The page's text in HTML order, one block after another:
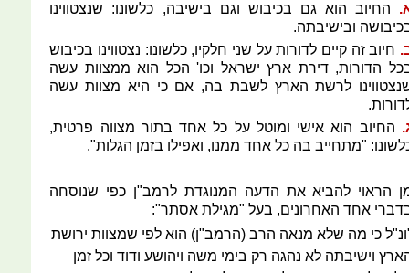
החיוב הוא גם בכיבוש וגם בישיבה, כלשונו: שנצטווינו
ובישיבתה.
חיוב זה קיים לדורות על שני חלקיו, כלשונו: נצטווינו בכיבוש
הדורות, דירת ארץ ישראל וכו' הכל הוא ממצוות עשה
לרשת הארץ לשבת בה, אם כי היא מצוות עשה
החיוב הוא אישי ומוטל על כל אחד בתור מצווה פרטית,
"מתחייב בה כל אחד ממנו, ואפילו בזמן הגלות".
הראוי להביא את הדעה המנוגדת לרמב"ן כפי שנוסחה
אחד האחרונים, בעל "מגילת אסתר":
כי מה שלא מנאה הרב (הרמב"ן) הוא לפי שמצוות ירושת
וישיבתה לא נהגה רק בימי משה ויהושע ודוד וכל זמן